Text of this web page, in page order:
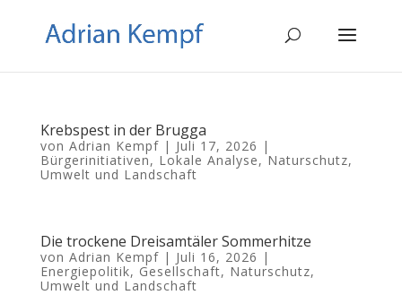
Krebspest in der Brugga
von Adrian Kempf| Juli 17, 2026 |
Bürgerinitiativen, Lokale Analyse,Naturschutz,
Umwelt und Landschaft
Die trockene Dreisamtäler Sommerhitze
von Adrian Kempf| Juli 16, 2026 |
Energiepolitik, Gesellschaft, Naturschutz,
Umwelt und Landschaft